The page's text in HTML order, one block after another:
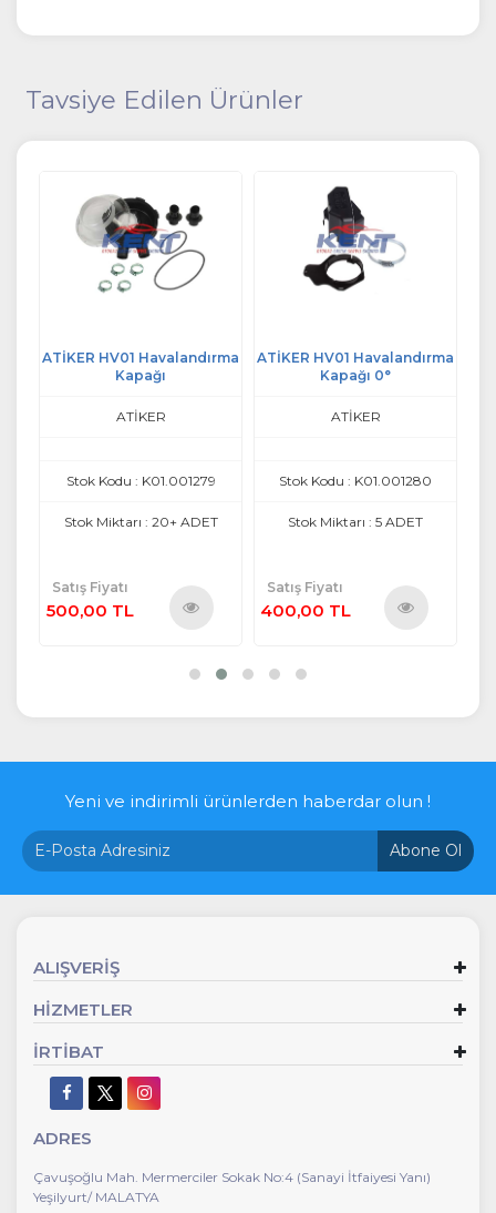
Tavsiye Edilen Ürünler
ATİKER HV01 Havalandırma
Kapağı
ATİKER
Stok Kodu : K01.001279
Stok Miktarı : 20+ ADET
Satış Fiyatı
500,00 TL
İncele
ATİKER HV01 Havalandırma
Kapağı 0°
ATİKER
Stok Kodu : K01.001280
Stok Miktarı : 5 ADET
Satış Fiyatı
400,00 TL
Yeni ve indirimli ürünlerden haberdar olun !
Abone Ol
ALIŞVERİŞ
HİZMETLER
İRTİBAT
ADRES
Çavuşoğlu Mah. Mermerciler Sokak No:4 (Sanayi İtfaiyesi Yanı)
Yeşilyurt/ MALATYA